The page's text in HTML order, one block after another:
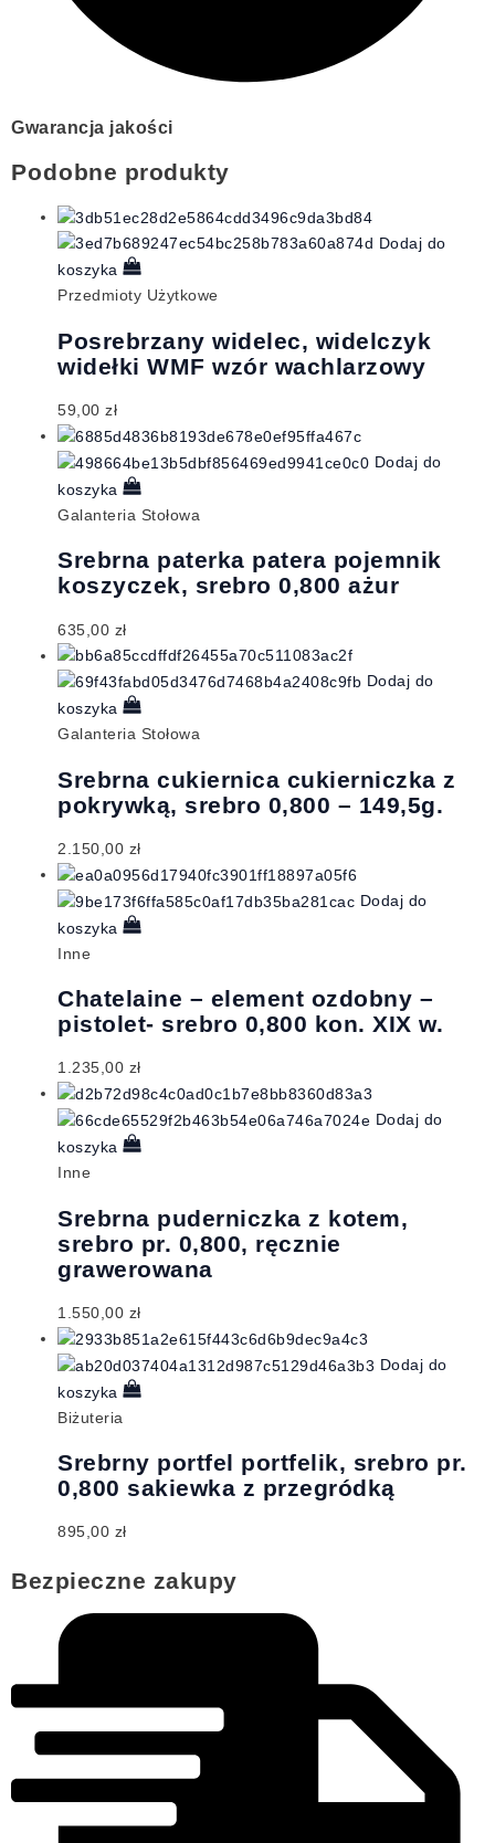
Gwarancja jakości
Podobne produkty
Dodaj do
koszyka
Przedmioty Użytkowe
Posrebrzany widelec, widelczyk
widełki WMF wzór wachlarzowy
59,00 zł
Dodaj do
koszyka
Galanteria Stołowa
Srebrna paterka patera pojemnik
koszyczek, srebro 0,800 ażur
635,00 zł
Dodaj do
koszyka
Galanteria Stołowa
Srebrna cukiernica cukierniczka z
pokrywką, srebro 0,800 – 149,5g.
2.150,00 zł
Dodaj do
koszyka
Inne
Chatelaine – element ozdobny –
pistolet- srebro 0,800 kon. XIX w.
1.235,00 zł
Dodaj do
koszyka
Inne
Srebrna puderniczka z kotem,
srebro pr. 0,800, ręcznie
grawerowana
1.550,00 zł
Dodaj do
koszyka
Biżuteria
Srebrny portfel portfelik, srebro pr.
0,800 sakiewka z przegródką
895,00 zł
Bezpieczne zakupy